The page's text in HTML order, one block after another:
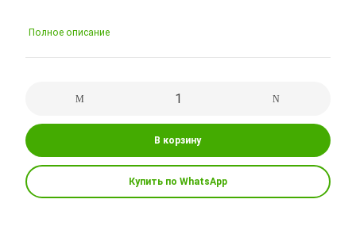
Полное описание
В корзину
Купить по WhatsApp